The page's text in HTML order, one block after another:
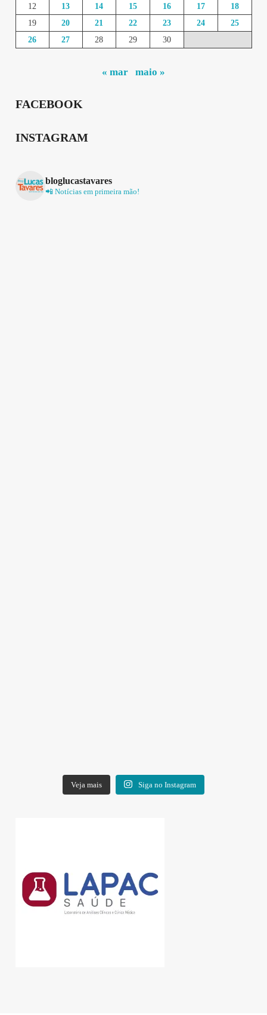
12
13 14 15 16 17
18
19
20 21 22 23 24
25
26
27 28 29 30
« mar maio »
FACEBOOK
INSTAGRAM
bloglucastavares
📲 Notícias em primeira mão!
Veja mais Siga no Instagram